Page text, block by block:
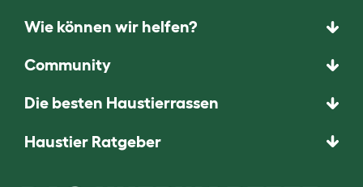
Wie können wir helfen?
Community
Die besten Haustierrassen
Haustier Ratgeber